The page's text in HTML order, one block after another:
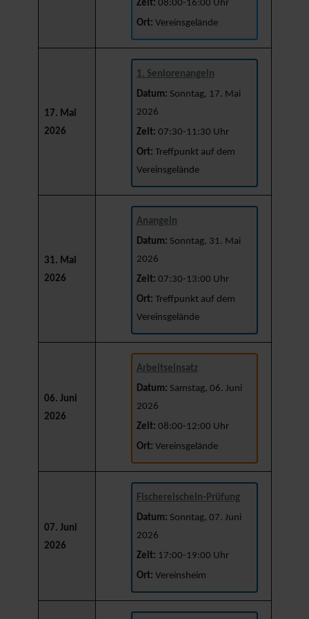
Zeit: 08:00-16:00 Uhr
Ort: Vereinsgelände
17. Mai
2026
1. Seniorenangeln
Datum: Sonntag, 17. Mai
2026
Zeit: 07:30-11:30 Uhr
Ort: Treffpunkt auf dem
Vereinsgelände
31. Mai
2026
Anangeln
Datum: Sonntag, 31. Mai
2026
Zeit: 07:30-13:00 Uhr
Ort: Treffpunkt auf dem
Vereinsgelände
06. Juni
2026
Arbeitseinsatz
Datum: Samstag, 06. Juni
2026
Zeit: 08:00-12:00 Uhr
Ort: Vereinsgelände
07. Juni
2026
Fischereischein-Prüfung
Datum: Sonntag, 07. Juni
2026
Zeit: 17:00-19:00 Uhr
Ort: Vereinsheim